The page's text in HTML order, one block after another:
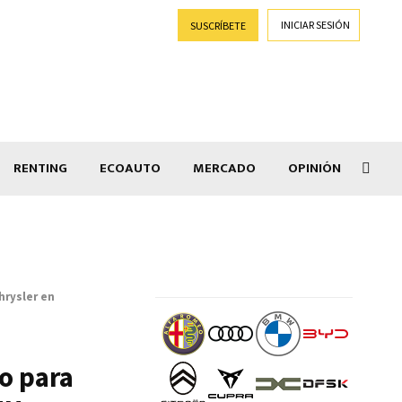
SUSCRÍBETE INICIAR SESIÓN
RENTING ECOAUTO MERCADO OPINIÓN
en
para